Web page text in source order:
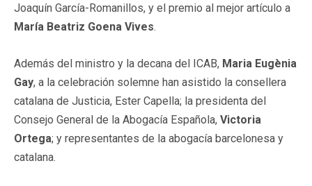
Joaquín García-Romanillos, y el premio al mejor artículo a
María Beatriz Goena Vives.
Además del ministro y la decana del ICAB, Maria Eugènia
Gay, a la celebración solemne han asistido la consellera
catalana de Justicia, Ester Capella; la presidenta del
Consejo General de la Abogacía Española, Victoria
Ortega; y representantes de la abogacía barcelonesa y
catalana.